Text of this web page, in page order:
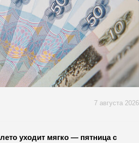
7 августа 2026
уходит мягко — пятница с